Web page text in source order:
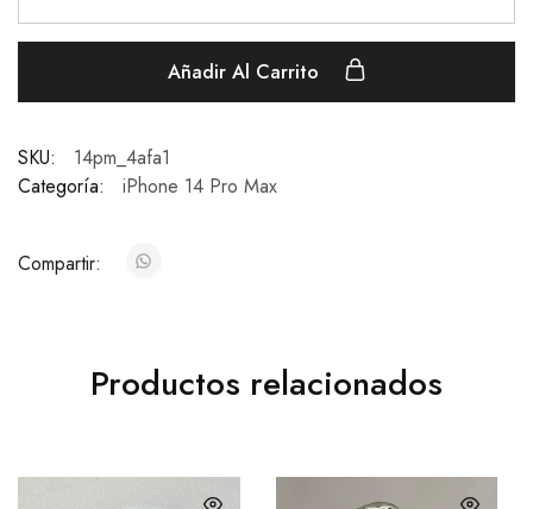
Añadir Al Carrito
SKU:
14pm_4afa1
Categoría:
iPhone 14 Pro Max
Compartir:
Productos relacionados